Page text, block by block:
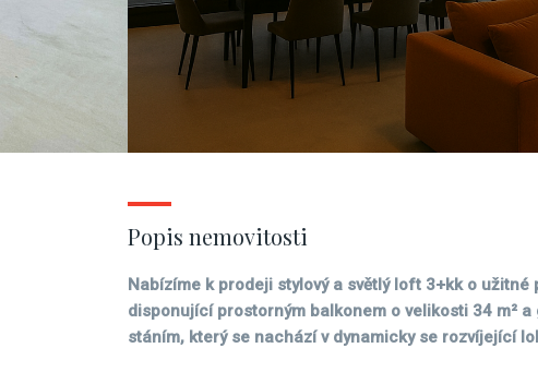
Popis nemovitosti
Nabízíme k prodeji stylový a světlý loft 3+kk o užitné
disponující prostorným balkonem o velikosti 34 m² a
stáním, který se nachází v dynamicky se rozvíjející